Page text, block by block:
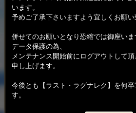
います。
予めご了承下さいますよう宜しくお願い
併せてのお願いとなり恐縮では御座い
データ保護の為、
メンテナンス開始前にログアウトして
申し上げます。
今後とも【ラスト・ラグナレク】を何
す。